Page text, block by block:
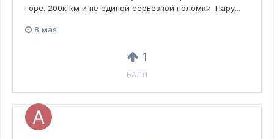
горе. 200к км и не единой серьезной поломки. Пару...
8 мая
1
БАЛЛ